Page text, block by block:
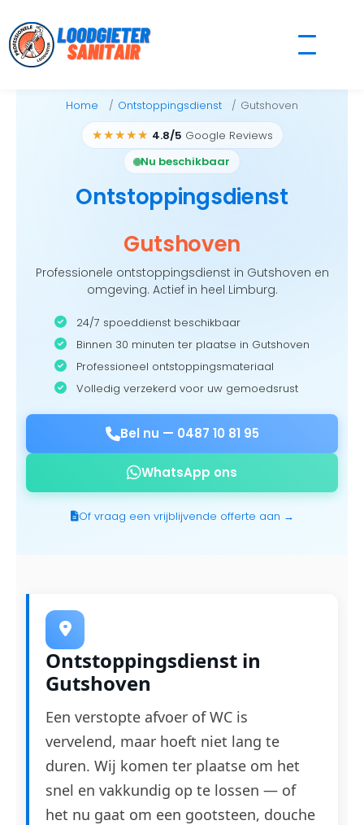
to
content
Home Ontstoppingsdienst Gutshoven
★★★★★ 4.8/5 Google Reviews
Nu beschikbaar
Ontstoppingsdienst
Gutshoven
Professionele ontstoppingsdienst in Gutshoven en
omgeving. Actief in heel Limburg.
24/7 spoeddienst beschikbaar
Binnen 30 minuten ter plaatse in Gutshoven
Professioneel ontstoppingsmateriaal
Volledig verzekerd voor uw gemoedsrust
Bel nu — 0487 10 81 95
WhatsApp ons
Of vraag een vrijblijvende offerte aan →
Ontstoppingsdienst in
Gutshoven
Een verstopte afvoer of WC is
vervelend, maar hoeft niet lang te
duren. Wij komen ter plaatse om het
snel en vakkundig op te lossen — of
het nu gaat om een gootsteen, douche